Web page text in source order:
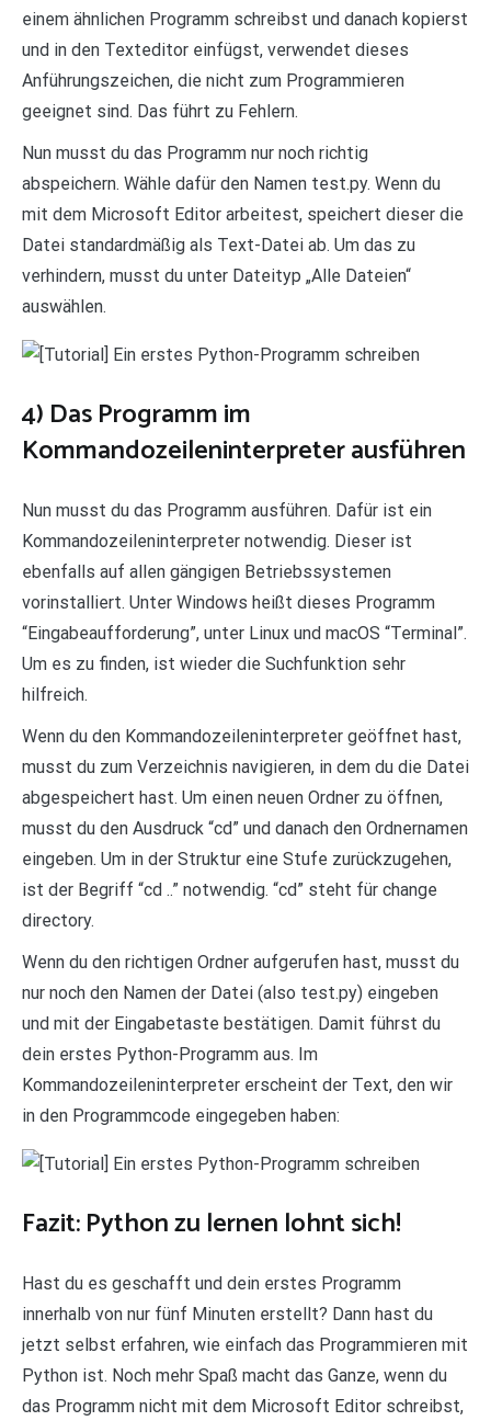
einem ähnlichen Programm schreibst und danach kopierst
und in den Texteditor einfügst, verwendet dieses
Anführungszeichen, die nicht zum Programmieren
geeignet sind. Das führt zu Fehlern.
Nun musst du das Programm nur noch richtig
abspeichern. Wähle dafür den Namen test.py. Wenn du
mit dem Microsoft Editor arbeitest, speichert dieser die
Datei standardmäßig als Text-Datei ab. Um das zu
verhindern, musst du unter Dateityp „Alle Dateien“
auswählen.
4) Das Programm im
Kommandozeileninterpreter ausführen
Nun musst du das Programm ausführen. Dafür ist ein
Kommandozeileninterpreter notwendig. Dieser ist
ebenfalls auf allen gängigen Betriebssystemen
vorinstalliert. Unter Windows heißt dieses Programm
“Eingabeaufforderung”, unter Linux und macOS “Terminal”.
Um es zu finden, ist wieder die Suchfunktion sehr
hilfreich.
Wenn du den Kommandozeileninterpreter geöffnet hast,
musst du zum Verzeichnis navigieren, in dem du die Datei
abgespeichert hast. Um einen neuen Ordner zu öffnen,
musst du den Ausdruck “cd” und danach den Ordnernamen
eingeben. Um in der Struktur eine Stufe zurückzugehen,
ist der Begriff “cd ..” notwendig. “cd” steht für change
directory.
Wenn du den richtigen Ordner aufgerufen hast, musst du
nur noch den Namen der Datei (also test.py) eingeben
und mit der Eingabetaste bestätigen. Damit führst du
dein erstes Python-Programm aus. Im
Kommandozeileninterpreter erscheint der Text, den wir
in den Programmcode eingegeben haben:
Fazit: Python zu lernen lohnt sich!
Hast du es geschafft und dein erstes Programm
innerhalb von nur fünf Minuten erstellt? Dann hast du
jetzt selbst erfahren, wie einfach das Programmieren mit
Python ist. Noch mehr Spaß macht das Ganze, wenn du
das Programm nicht mit dem Microsoft Editor schreibst,